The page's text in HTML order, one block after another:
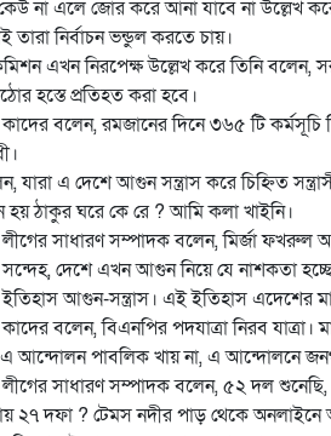
কেউ না এলে জোর করে আনা যাবে না উল্লেখ
তারা নির্বাচন ভন্ডুল করতে চায়।
এখন নিরপেক্ষ উল্লেখ করে তিনি বলেন,
হস্তে প্রতিহত করা হবে।
বলেন, রমজানের দিনে ৩৬৫ টি কর্মসূচি
যারা এ দেশে আগুন সন্ত্রাস করে চিহ্নিত
হয় ঠাকুর ঘরে কে রে ? আমি কলা খাইনি।
সাধারণ সম্পাদক বলেন, মির্জা
দেশে এখন আগুন নিয়ে যে নাশকতা
আগুন-সন্ত্রাস। এই ইতিহাস এদেশের
বলেন, বিএনপির পদযাত্রা নিরব
এ আন্দোলন পাবলিক খায় না, এ আন্দোলনে
সাধারণ সম্পাদক বলেন, ৫২ দল শুনেছি,
২৭ দফা ? টেমস নদীর পাড় থেকে